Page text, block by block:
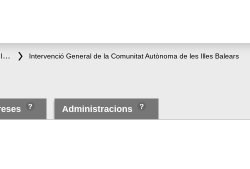
Conselleria d'Economia, Hisenda i Innovació Intervenció General de la Comunitat Autònoma de les Illes Balears
Administracions